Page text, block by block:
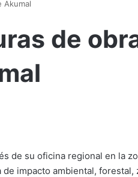
Akumal
de
de su oficina regional en la
impacto ambiental,